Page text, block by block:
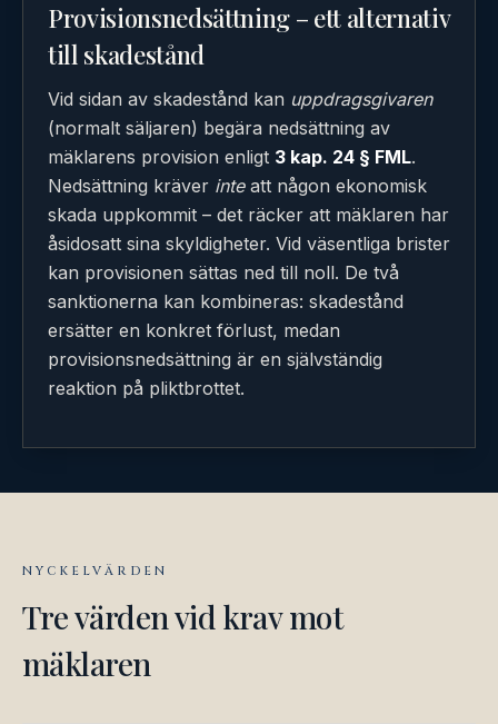
Provisionsnedsättning – ett alternativ
till skadestånd
Vid sidan av skadestånd kan uppdragsgivaren
(normalt säljaren) begära nedsättning av
mäklarens provision enligt 3 kap. 24 § FML.
Nedsättning kräver inteatt någon ekonomisk
skada uppkommit – det räcker att mäklaren har
åsidosatt sina skyldigheter. Vid väsentliga brister
kan provisionen sättas ned till noll. De två
sanktionerna kan kombineras: skadestånd
ersätter en konkret förlust, medan
provisionsnedsättning är en självständig
reaktion på pliktbrottet.
NYCKELVÄRDEN
Tre värden vid krav mot
mäklaren